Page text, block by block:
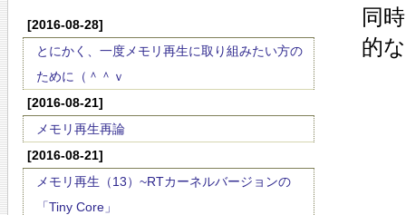
[2016-08-28]
とにかく、一度メモリ再生に取り組みたい方の
ために（＾＾ｖ
[2016-08-21]
メモリ再生再論
[2016-08-21]
メモリ再生（13）~RTカーネルバージョンの
「Tiny Core」
同
的